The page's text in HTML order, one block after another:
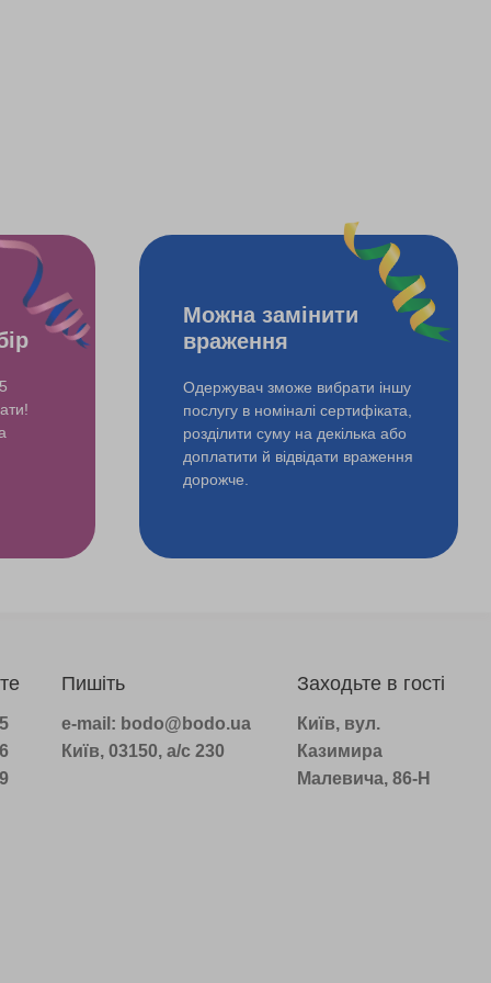
Можна замінити
враження
Одержувач зможе вибрати іншу
послугу в номіналі сертифіката,
розділити суму на декілька або
доплатити й відвідати враження
дорожче.
Пишіть
e-mail: bodo@bodo.ua
Київ, 03150, а/с 230
Заходьте в гості
Київ, вул.
Казимира
Малевича, 86-Н